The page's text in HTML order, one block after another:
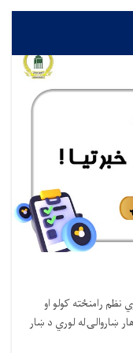
کولو او
لوري د ښار